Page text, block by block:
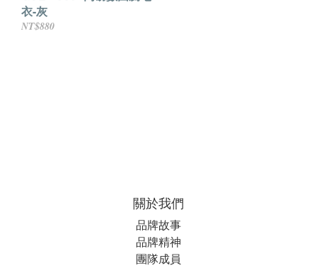
衣-灰
NT$880
關於我們
品牌故事
品牌精神
團隊成員